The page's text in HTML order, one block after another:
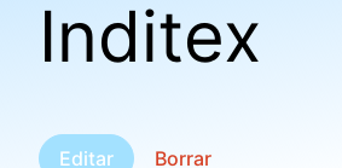
Inditex
Editar Borrar